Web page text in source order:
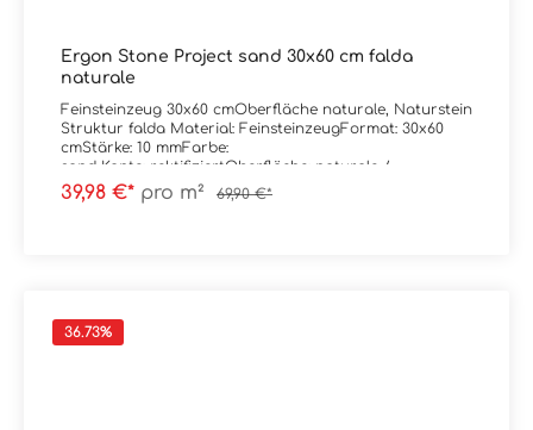
Ergon Stone Project sand 30x60 cm falda
naturale
Feinsteinzeug 30x60 cmOberfläche naturale, Naturstein
Struktur falda Material: FeinsteinzeugFormat: 30x60
cmStärke: 10 mmFarbe:
sand Kante: rektifiziertOberfläche: naturale /
mattAbrieb/Trittsicherheit: V/R10
Verpackungsdaten:Paketinhalt: 1,08 m²Paletteninhalt:
39,98 €* pro m² 69,90 €*
36.73%